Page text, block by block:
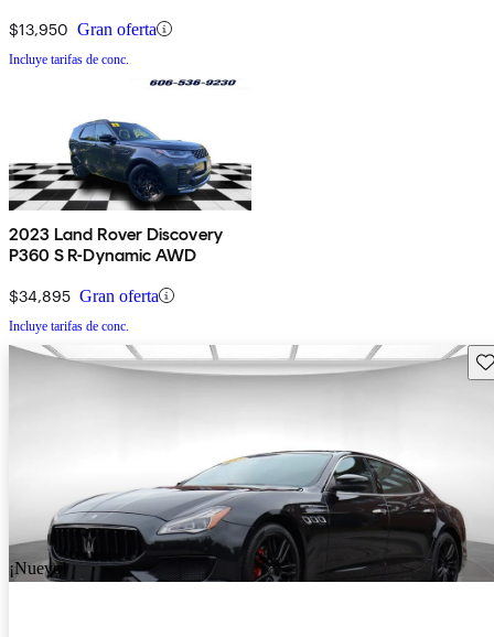
$13,950 Gran oferta
Incluye tarifas de conc.
2023 Land Rover Discovery
P360 S R-Dynamic AWD
$34,895 Gran oferta
Incluye tarifas de conc.
¡Nuevo!